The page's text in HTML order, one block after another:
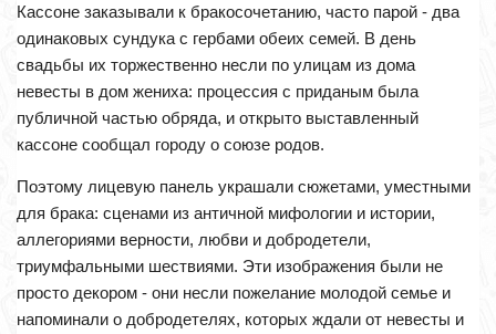
Кассоне заказывали к бракосочетанию, часто парой - два
одинаковых сундука с гербами обеих семей. В день
свадьбы их торжественно несли по улицам из дома
невесты в дом жениха: процессия с приданым была
публичной частью обряда, и открыто выставленный
кассоне сообщал городу о союзе родов.
Поэтому лицевую панель украшали сюжетами, уместными
для брака: сценами из античной мифологии и истории,
аллегориями верности, любви и добродетели,
триумфальными шествиями. Эти изображения были не
просто декором - они несли пожелание молодой семье и
напоминали о добродетелях, которых ждали от невесты и